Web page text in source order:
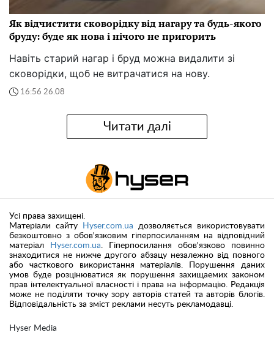
Українців приголомшили правдою щодо зростання
тарифів на електроенергію та заявили, що народ
покриває не свої борги.
23:43 28.08
Хитрість бабусь, яка обійшла сучасні технології:
чому буряки знову закопують у попіл
Старий метод, який пережив десятиліття, знову
доводить: іноді найпростіші рішення виявляються